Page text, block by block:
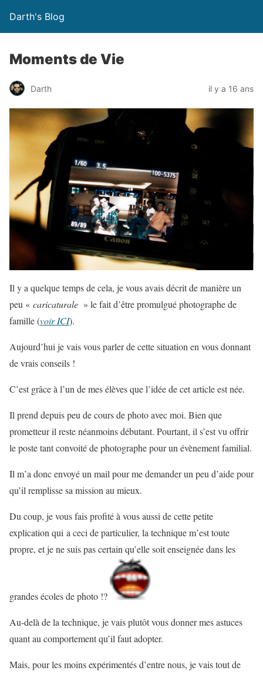
Darth's Blog
Moments de Vie
Darth il y a 16 ans
Il y a quelque temps de cela, je vous avais décrit de manière un
peu « caricaturale » le fait d’être promulgué photographe de
famille (voir ICI).
Aujourd’hui je vais vous parler de cette situation en vous donnant
de vrais conseils !
C’est grâce à l’un de mes élèves que l’idée de cet article est née.
Il prend depuis peu de cours de photo avec moi. Bien que
prometteur il reste néanmoins débutant. Pourtant, il s’est vu offrir
le poste tant convoité de photographe pour un évènement familial.
Il m’a donc envoyé un mail pour me demander un peu d’aide pour
qu’il remplisse sa mission au mieux.
Du coup, je vous fais profité à vous aussi de cette petite
explication qui a ceci de particulier, la technique m’est toute
propre, et je ne suis pas certain qu’elle soit enseignée dans les
grandes écoles de photo !?
Au-delà de la technique, je vais plutôt vous donner mes astuces
quant au comportement qu’il faut adopter.
Mais, pour les moins expérimentés d’entre nous, je vais tout de